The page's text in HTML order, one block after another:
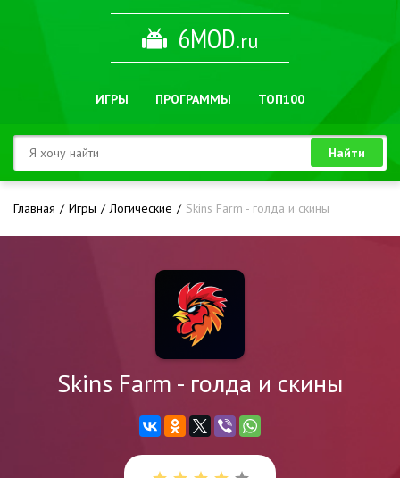
6MOD.ru
ИГРЫ ПРОГРАММЫ ТОП100
Найти
Главная Игры Логические Skins Farm - голда и скины
Skins Farm - голда и скины